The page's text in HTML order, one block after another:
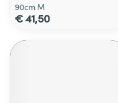
90cm M
€ 41,50